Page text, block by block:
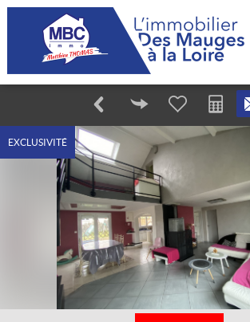
EXCLUSIVITÉ